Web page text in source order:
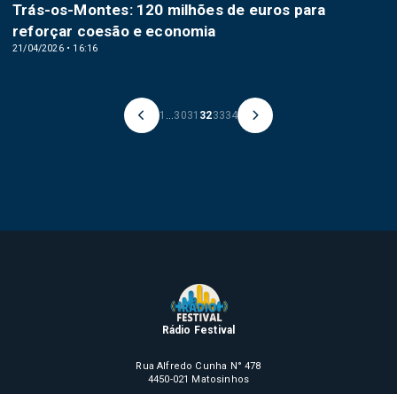
21/04/2026 • 16:16
Trás-os-Montes: 120 milhões de euros para
reforçar coesão e economia
1 3031 323334
Rádio Festival
Rua Alfredo Cunha N° 478
4450-021 Matosinhos